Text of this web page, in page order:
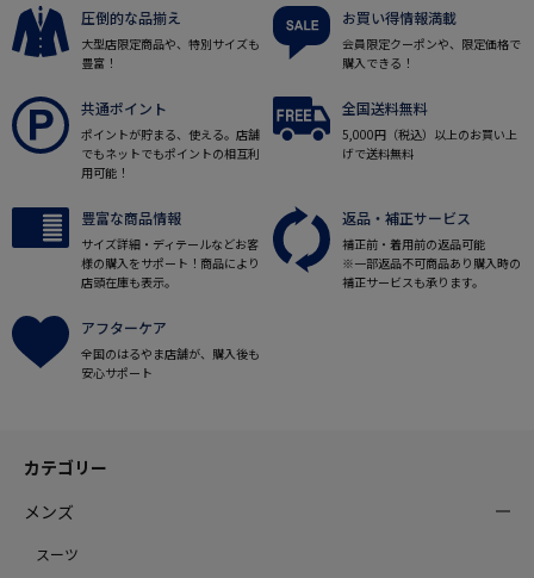
圧倒的な品揃え
大型店限定商品や、特別サイズも
豊富！
お買い得情報満載
会員限定クーポンや、限定価格で
購入できる！
共通ポイント
ポイントが貯まる、使える。店舗
でもネットでもポイントの相互利
用可能！
全国送料無料
5,000円（税込）以上のお買い上
げで送料無料
豊富な商品情報
サイズ詳細・ディテールなどお客
様の購入をサポート！商品により
店頭在庫も表示。
返品・補正サービス
補正前・着用前の返品可能
※一部返品不可商品あり購入時の
補正サービスも承ります。
アフターケア
全国のはるやま店舗が、購入後も
安心サポート
カテゴリー
メンズ
スーツ